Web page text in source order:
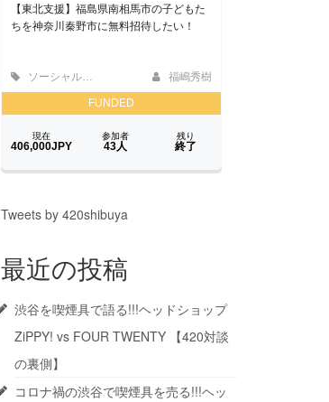
Tweets by 420shibuya
最近の投稿
渋谷を喫煙具で語る!!!ヘッドショップ
ZiPPY! vs FOUR TWENTY 【420対談
の裏側】
コロナ禍の渋谷で喫煙具を売る!!!ヘッ